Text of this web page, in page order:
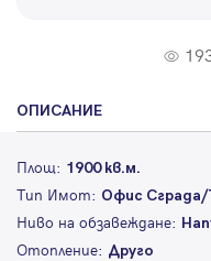
ОПИСАНИЕ
Площ: 1900 кв.м.
Тип Имот: Офис Сграда/
Ниво на обзавеждане:
Отопление: Друго